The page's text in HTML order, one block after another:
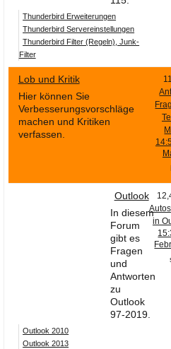
Thunderbird Erweiterungen
Thunderbird Servereinstellungen
Thunderbird Filter (Regeln), Junk-
Filter
Lob und Kritik
Hier können Sie
Verbesserungsvorschläge
machen und Kritiken
verfassen.
Outlook
In diesem
Forum
gibt es
Fragen
und
Antworten
zu
Outlook
97-2019.
Outlook 2010
Outlook 2013
in